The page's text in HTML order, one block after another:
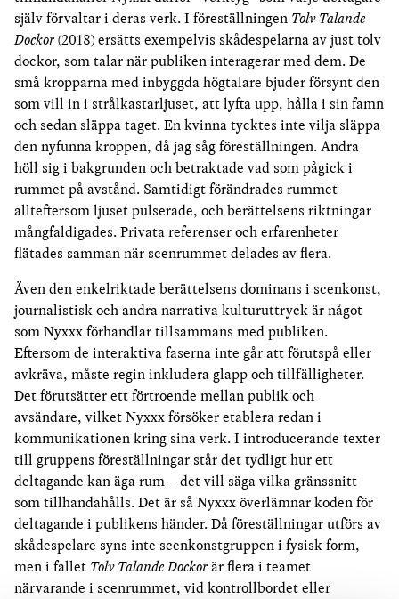
själv förvaltar i deras verk. I föreställningen Tolv Talande
Dockor(2018) ersätts exempelvis skådespelarna av just tolv
dockor, som talar när publiken interagerar med dem. De
små kropparna med inbyggda högtalare bjuder försynt den
som vill in i strålkastarljuset, att lyfta upp, hålla i sin famn
och sedan släppa taget. En kvinna tycktes inte vilja släppa
den nyfunna kroppen, då jag såg föreställningen. Andra
höll sig i bakgrunden och betraktade vad som pågick i
rummet på avstånd. Samtidigt förändrades rummet
allteftersom ljuset pulserade, och berättelsens riktningar
mångfaldigades. Privata referenser och erfarenheter
flätades samman när scenrummet delades av flera.
Även den enkelriktade berättelsens dominans i scenkonst,
journalistisk och andra narrativa kulturuttryck är något
som Nyxxx förhandlar tillsammans med publiken.
Eftersom de interaktiva faserna inte går att förutspå eller
avkräva, måste regin inkludera glapp och tillfälligheter.
Det förutsätter ett förtroende mellan publik och
avsändare, vilket Nyxxx försöker etablera redan i
kommunikationen kring sina verk. I introducerande texter
till gruppens föreställningar står det tydligt hur ett
deltagande kan äga rum – det vill säga vilka gränssnitt
som tillhandahålls. Det är så Nyxxx överlämnar koden för
deltagande i publikens händer. Då föreställningar utförs av
skådespelare syns inte scenkonstgruppen i fysisk form,
men i fallet Tolv Talande Dockorär flera i teamet
närvarande i scenrummet, vid kontrollbordet eller